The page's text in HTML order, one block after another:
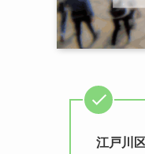
江戸川